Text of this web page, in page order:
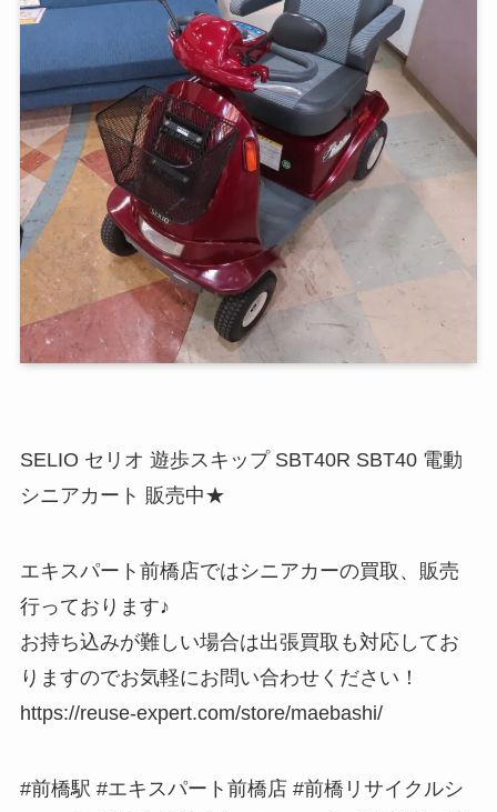
SELIO セリオ 遊歩スキップ SBT40R SBT40 電動
シニアカート 販売中★
エキスパート前橋店ではシニアカーの買取、販売
行っております♪
お持ち込みが難しい場合は出張買取も対応してお
りますのでお気軽にお問い合わせください！
https://reuse-expert.com/store/maebashi/
#前橋駅 #エキスパート前橋店 #前橋リサイクルシ